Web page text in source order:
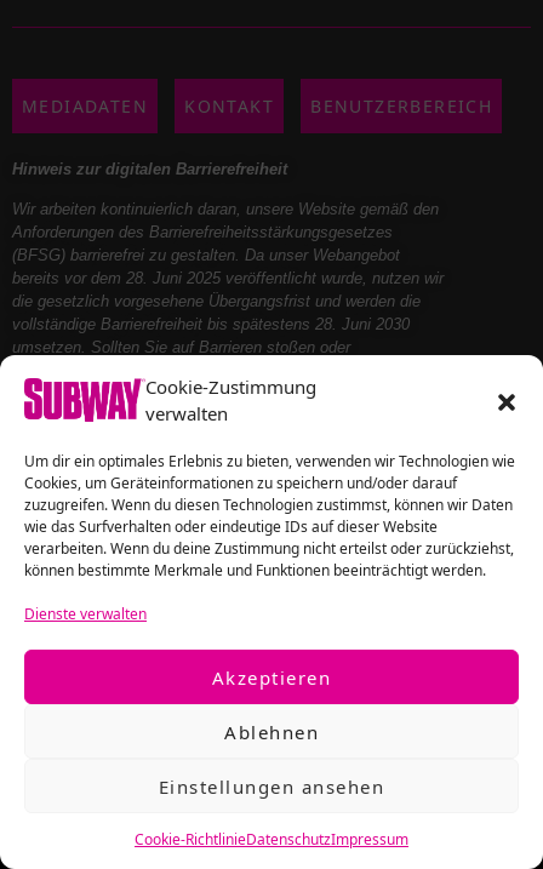
Cookie-Zustimmung
verwalten
Um dir ein optimales Erlebnis zu bieten, verwenden wir Technologien wie
Cookies, um Geräteinformationen zu speichern und/oder darauf
zuzugreifen. Wenn du diesen Technologien zustimmst, können wir Daten
wie das Surfverhalten oder eindeutige IDs auf dieser Website
verarbeiten. Wenn du deine Zustimmung nicht erteilst oder zurückziehst,
können bestimmte Merkmale und Funktionen beeinträchtigt werden.
Dienste verwalten
Akzeptieren
Ablehnen
Einstellungen ansehen
Cookie-RichtlinieDatenschutzImpressum
MEDIADATEN KONTAKT BENUTZERBEREICH
Hinweis zur digitalen Barrierefreiheit
Wir arbeiten kontinuierlich daran, unsere Website gemäß den
Anforderungen des Barrierefreiheitsstärkungsgesetzes
(BFSG) barrierefrei zu gestalten. Da unser Webangebot
bereits vor dem 28. Juni 2025 veröffentlicht wurde, nutzen wir
die gesetzlich vorgesehene Übergangsfrist und werden die
vollständige Barrierefreiheit bis spätestens 28. Juni 2030
umsetzen. Sollten Sie auf Barrieren stoßen oder
helfen Ihnen gerne weiter.
Folge uns auf
Copyright © 2016 – 2026 SUBWAY Magazin